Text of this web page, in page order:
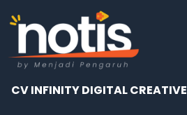
CV INFINITY DIGITAL CREATIVE